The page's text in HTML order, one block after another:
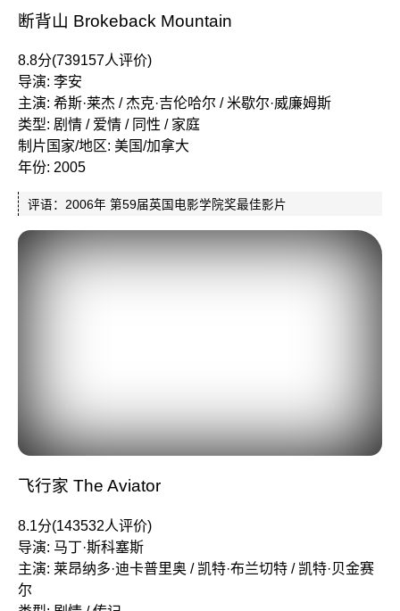
断背山 Brokeback Mountain
8.8分(739157人评价)
导演: 李安
主演: 希斯·莱杰 / 杰克·吉伦哈尔 / 米歇尔·威廉姆斯
类型: 剧情 / 爱情 / 同性 / 家庭
制片国家/地区: 美国/加拿大
年份: 2005
评语：2006年 第59届英国电影学院奖最佳影片
飞行家 The Aviator
8.1分(143532人评价)
导演: 马丁·斯科塞斯
主演: 莱昂纳多·迪卡普里奥 / 凯特·布兰切特 / 凯特·贝金赛
尔